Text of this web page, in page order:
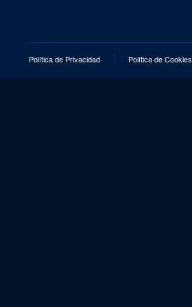
Política de Privacidad Política de Cookies